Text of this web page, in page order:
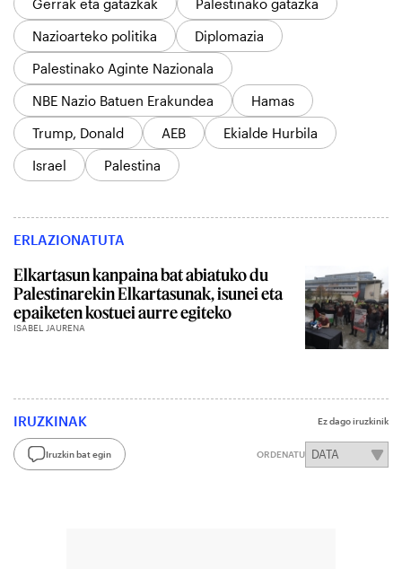
Gerrak eta gatazkak
Palestinako gatazka
Nazioarteko politika
Diplomazia
Palestinako Aginte Nazionala
NBE Nazio Batuen Erakundea
Hamas
Trump, Donald
AEB
Ekialde Hurbila
Israel
Palestina
ERLAZIONATUTA
Elkartasun kanpaina bat abiatuko du
Palestinarekin Elkartasunak, isunei eta
epaiketen kostuei aurre egiteko
ISABEL JAURENA
IRUZKINAK Ez dago iruzkinik
Iruzkin bat egin ORDENATU